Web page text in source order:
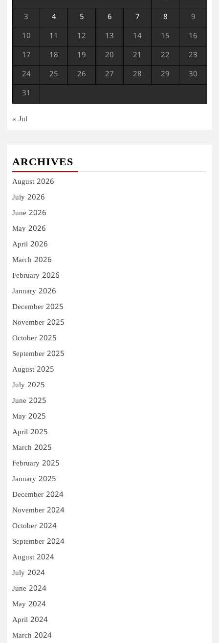
3 4 5 6 7 8 9
10 11 12 13 14 15 16
17 18 19 20 21 22 23
24 25 26 27 28 29 30
31
« Jul
ARCHIVES
August 2026
July 2026
June 2026
May 2026
April 2026
March 2026
February 2026
January 2026
December 2025
November 2025
October 2025
September 2025
August 2025
July 2025
June 2025
May 2025
April 2025
March 2025
February 2025
January 2025
December 2024
November 2024
October 2024
September 2024
August 2024
July 2024
June 2024
May 2024
April 2024
March 2024